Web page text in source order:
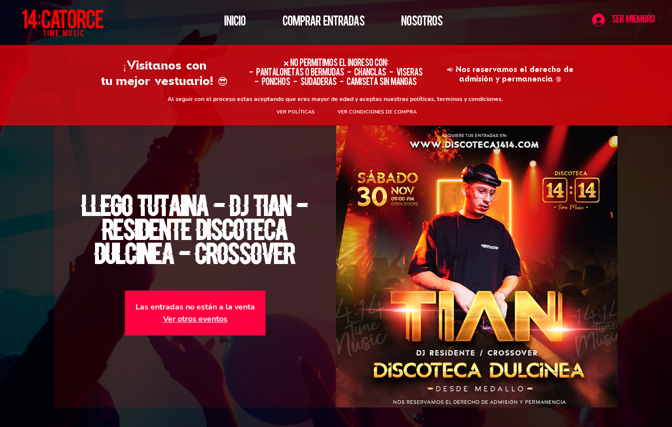
Ser Miembro
INICIO COMPRAR ENTRADAS NOSOTROS
¡Visítanos con
tu mejor vestuario! 😎
​❌ No permitimos el ingreso con:
- Pantalonetas o Bermudas - Chanclas - Viseras
- Ponchos - Sudaderas - Camiseta sin Mangas
📢 Nos reservamos el derecho de
admisión y permanencia 🔞
Al seguir con el proceso estas aceptando que eres mayor de edad y aceptas nuestras políticas, terminos y condiciones.
VER POLÍTICAS VER CONDICIONES DE COMPRA
Llego Tutaina - Dj Tian -
Residente Discoteca
Dulcinea - Crossover
Las entradas no están a la venta
Ver otros eventos